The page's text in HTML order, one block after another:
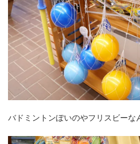
バドミントンぽいのやフリスビーな